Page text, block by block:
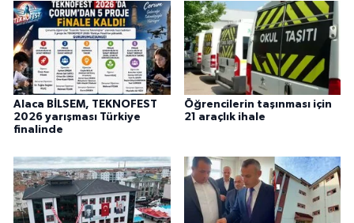
Alaca BİLSEM, TEKNOFEST
2026 yarışması Türkiye
finalinde
Öğrencilerin taşınması için
21 araçlık ihale